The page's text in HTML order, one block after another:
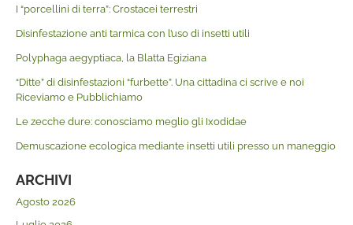
I “porcellini di terra”: Crostacei terrestri
Disinfestazione anti tarmica con l’uso di insetti utili
Polyphaga aegyptiaca, la Blatta Egiziana
“Ditte” di disinfestazioni “furbette”. Una cittadina ci scrive e noi
Riceviamo e Pubblichiamo
Le zecche dure: conosciamo meglio gli Ixodidae
Demuscazione ecologica mediante insetti utili presso un maneggio
ARCHIVI
Agosto 2026